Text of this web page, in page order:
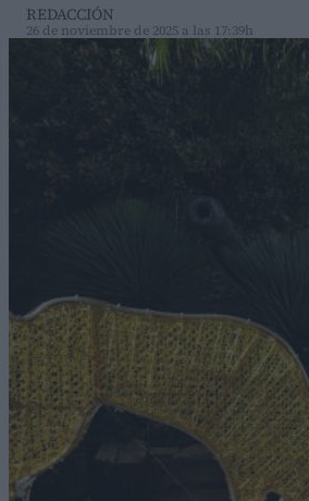
REDACCIÓN
26 de noviembre de 2025 a las 17:39h